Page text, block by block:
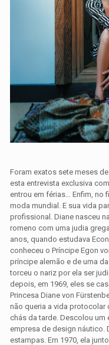
Foram exatos sete meses
esta entrevista exclusiva
entrou em férias… Enfim, no
moda mundial. E sua vida
profissional. Diane nasceu
romeno com uma judia
anos, quando estudava
conheceu o Príncipe Egon
príncipe alemão e de uma
torceu o nariz por ela ser
depois, em 1969, eles se
Princesa Diane von
não queria a vida protocolar
chás da tarde. Descolou um
empresa de design náutico.
estampas. Em 1970, ela